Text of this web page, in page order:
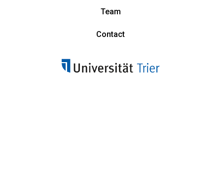
Team
Contact